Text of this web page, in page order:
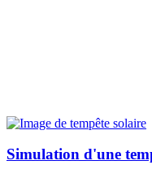
Simulation d'une